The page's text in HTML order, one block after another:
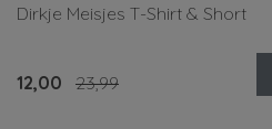
Dirkje Meisjes T-Shirt & Short
12,00 23,99